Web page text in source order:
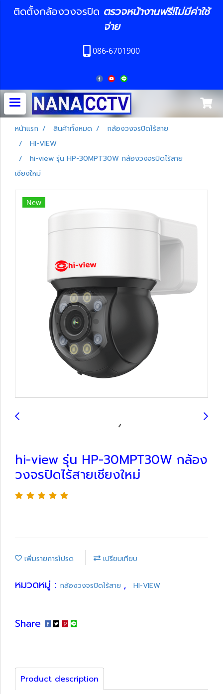
ติดตั้งกล้องวงจรปิด ตรวจหน้างานฟรี!ไม่มีค่าใช้
จ่าย
086-6701900
หน้าแรก สินค้าทั้งหมด
กล้องวงจรปิดไร้สาย
HI-VIEW
hi-view รุ่น HP-30MPT30W กล้องวงจรปิดไร้สาย
เชียงใหม่
New
hi-view รุ่น HP-30MPT30W กล้อง
วงจรปิดไร้สายเชียงใหม่
เพิ่มรายการโปรด เปรียบเทียบ
หมวดหมู่ : กล้องวงจรปิดไร้สาย , HI-VIEW
Share
Product description